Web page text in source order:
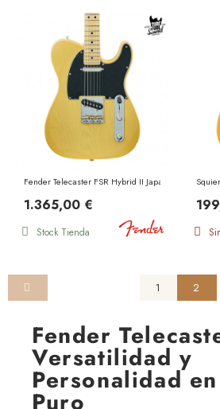
Fender Telecaster FSR Hybrid II Japan MN
1.365,00 €
Stock Tienda
1 2
Fender
Versatilidad y
Personalidad
Puro